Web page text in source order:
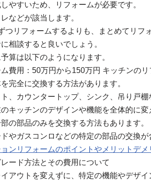
やすいため、リフォームが必要です。
などが該当します。
つリフォームするよりも、まとめてリフ
相談すると良いでしょう。
算は以下のようになります。
費用：50万円から150万円 キッチンの
完全に交換する方法があります。
、カウンタートップ、シンク、吊り戸棚
キッチンのデザインや機能を全体的に変
の部品のみを交換する方法もあります。
やガスコンロなどの特定の部品の交換が
ンリフォームのポイントやメリットデメ
ード方法とその費用について
アウトを変えずに、特定の機能やデザイ